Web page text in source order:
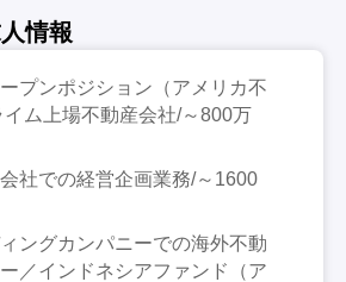
情報
プンポジション（アメリカ不
ム上場不動産会社/～800万
社での経営企画業務/～1600
ングカンパニーでの海外不動
／インドネシアファンド（ア